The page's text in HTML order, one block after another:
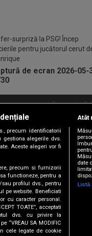
surpriză la PSG! Încep
pentru jucătorul cerut
Copyright ©
Abonare Digi TV
precum identificatorii
gestiona alegerile dvs.
Aceste alegeri vor fi
precum si furnizorii
functioneze, pentru a
profilul dvs., pentru
pe website. Beneficiati
cu caracter personal.
TOATE”, acceptati
dvs. cu privire la
“VREAU SA MODIFIC
cele legate de cookie
Atât
date
Listă